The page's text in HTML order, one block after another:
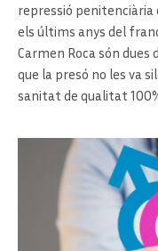
repressió penitenciària
els últims anys del
Carmen Roca són
que la presó no les va
sanitat de qualitat